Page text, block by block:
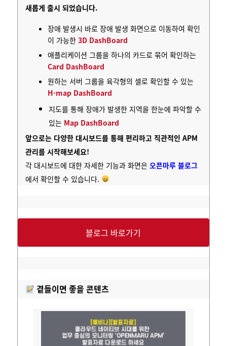
새롭게 출시 되었습니다.
장애 발생시 바로 장애 발생 화면으로 이동하여 확인
이 가능한 3D DashBoard
애플리케이션 그룹을 하나의 카드로 묶어 확인하는
Card DashBoard
원하는 서버 그룹을 육각형의 셀로 확인할 수 있는
H-map DashBoard
지도를 통해 장애가 발생한 지역을 한눈에 파악할 수
있는 Map DashBoard
앞으로는 다양한 대시보드를 통해 편리하고 직관적인 APM
관리를 시작해보세요!
각 대시보드에 대한 자세한 기능과 화면은 오픈마루 블로그
에서 확인할 수 있습니다.
블로그 바로가기
곁들이면 좋을 콘텐츠